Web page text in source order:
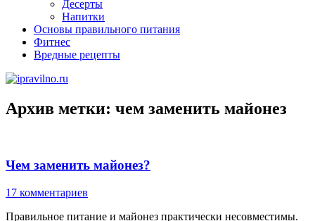
Десерты
Напитки
Основы правильного питания
Фитнес
Вредные рецепты
Архив метки: чем заменить майонез
Чем заменить майонез?
17 комментариев
Правильное питание и майонез практически несовместимы.